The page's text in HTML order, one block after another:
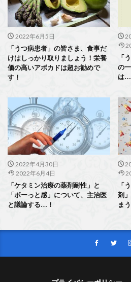
2022年6月5日
「うつ病患者」の皆さま、食事だ
けはしっかり取りましょう！栄養
価の高いアボカドは超お勧めで
す！
「
の
は…
2022年4月30日
2022年6月4日
「ケタミン治療の薬剤耐性」と
「ボーっと感」について、主治医
と議論する…！
「
剤
ま